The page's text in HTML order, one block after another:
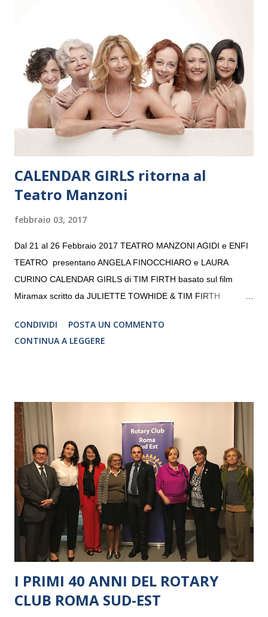
“Settembre dell’Accademia” dove si esibirà per il secondo anno
consecutivo. Il pubblico milanese avrà il piacere di applaudire i
giovani artisti della Baltic Sea Youth Philharmonic per la quarta
volta. L’orchestra, fondata nel 2008 da Kristjan Järvi (affiancato
da un prestigioso consiglio di consulent...
CALENDAR GIRLS ritorna al
Teatro Manzoni
febbraio 03, 2017
Dal 21 al 26 Febbraio 2017 TEATRO MANZONI AGIDI e ENFI
TEATRO presentano ANGELA FINOCCHIARO e LAURA
CURINO CALENDAR GIRLS di TIM FIRTH basato sul film
Miramax scritto da JULIETTE TOWHIDE & TIM FIRTH
CRISTINA PEZZOLI
CONDIVIDI
POSTA UN COMMENTO
CONTINUA A LEGGERE
I PRIMI 40 ANNI DEL ROTARY
CLUB ROMA SUD-EST